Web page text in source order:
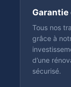
Garantie
Tous nos
grâce à
d’une
sécurisé.